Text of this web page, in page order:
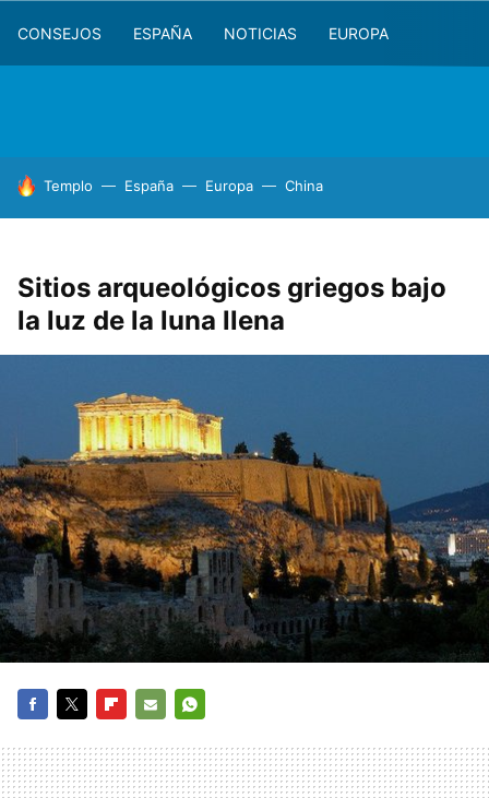
CONSEJOS ESPAÑA NOTICIAS EUROPA
HOY SE HABLA DE
Templo España Europa China
Sitios arqueológicos griegos bajo
la luz de la luna llena
MAIL